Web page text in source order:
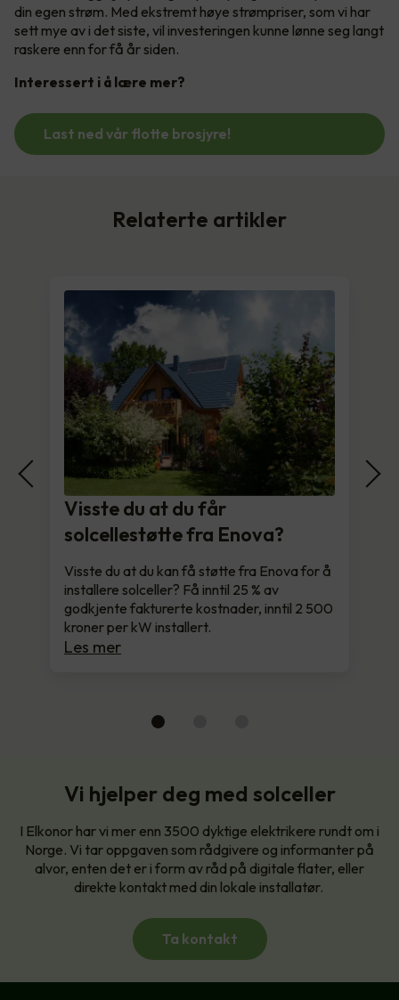
din egen strøm. Med ekstremt høye strømpriser, som vi har
sett mye av i det siste, vil investeringen kunne lønne seg langt
raskere enn for få år siden.
Interessert i å lære mer?
Last ned vår flotte brosjyre!
Relaterte artikler
Visste du at du får
solcellestøtte fra Enova?
Visste du at du kan få støtte fra Enova for å
installere solceller? Få inntil 25 % av
godkjente fakturerte kostnader, inntil 2 500
kroner per kW installert.
Les mer
Vi hjelper deg med solceller
I Elkonor har vi mer enn 3500 dyktige elektrikere rundt om i
Norge. Vi tar oppgaven som rådgivere og informanter på
alvor, enten det er i form av råd på digitale flater, eller
direkte kontakt med din lokale installatør.
Ta kontakt